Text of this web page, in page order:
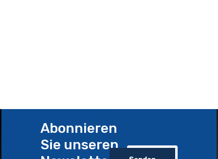
Abonnieren
Sie unseren